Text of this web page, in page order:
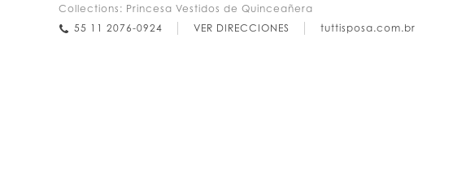
Collections: Princesa Vestidos de Quinceañera
55 11 2076-0924
VER DIRECCIONES tuttisposa.com.br